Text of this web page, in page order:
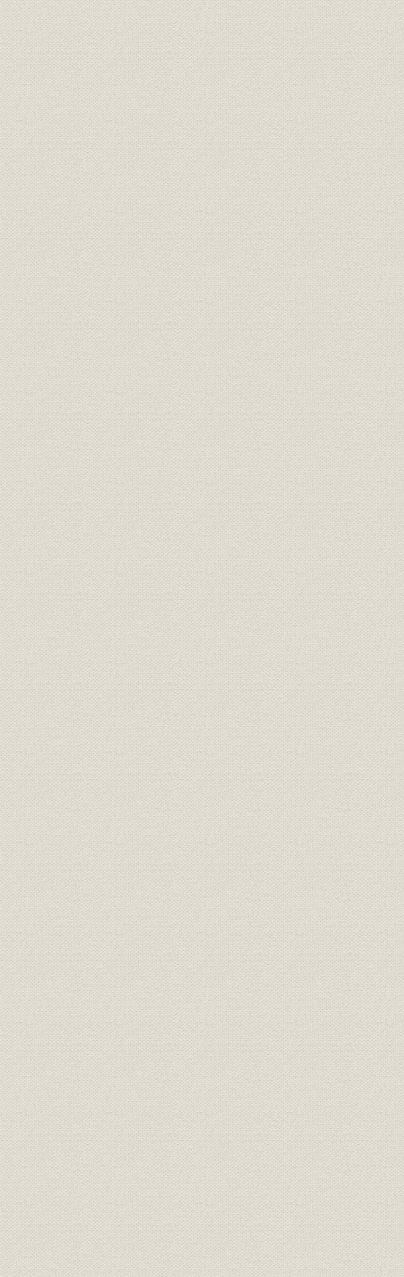
第2節 改革をリードした日経の社説
1. クオリティーペーパーにふさわしい安定した社論
2. 徹底した行財政改革を訴える
3. 脱デフレの経済政策を提言
4. 企業経営と市場の改革促す
5. 情報公開、情報開示を促す
6. 司法改革論議を一貫してリード
7. 政権交代可能な政治を目指して
8. 日米同盟と国際協調
9. 春秋
第3節 新しいメディアに向け挑戦する総合企業情報紙 日経産業新聞
1. ネット時代にあわせ紙面刷新、マルチメディア情報を拡充
2. 大型企画で近未来を活写
3. 分析・解説で高い評価を集める独自調査
4. 優秀製品賞、ものづくり大賞、セミナーなど
第4節 消費を知る、商機を導く 日経MJ(流通新聞)
1. 流通ルネサンス 花開く新流通業―1998年
2. 破綻と再編の大波、小売業をのみ込む―2000年~
3. 「RS」から「MJ」へ、媒体を大胆に衣替え―2001年4月
4. 月水金に発行日を変更、題字を7色に―2004年10月
5. デザイン面やスキル面誕生―2005年秋の紙面改革
第5節 金融激動・投資時代の羅針盤 日経金融新聞
1. 金融危機、克明に追う日々(1997年~1998年)
2. ITバブル、金融界にも小春日和(1999~2001年)
3. 再び深刻化するデフレ不況、株価7607円に(2002~2003年)
4. 「失われた10年」を超え、変化の脈動(2004~2005年)
5. ゼロ金利解除、平時モードへ(2006年)
第6節 日経情報を世界に発信 日経ウイークリー・英文電子メディア
1. 時代変化を踏まえて選択と集中
2. NNIをスタート
3. 英文改革と新しい The Nikkei Weekly
4. 新聞と電子メディアの連動
第7節 インターネットでニュース速報 NIKKEI NET
1. NIKKEI NET の誕生と発展